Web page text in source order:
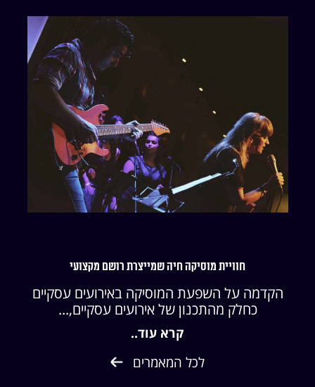
חוויית מוסיקה חיה שמייצרת רושם מקצועי
הקדמה על השפעת המוסיקה באירועים עסקיים
כחלק מהתכנון של אירועים עסקיים,...
קרא עוד..
לכל המאמרים